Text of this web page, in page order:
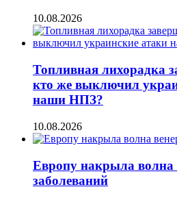
10.08.2026
Топливная лихорадка
кто же выключил
наши НПЗ?
10.08.2026
Европу накрыла волна
заболеваний